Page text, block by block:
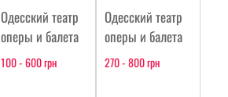
Одесский театр
оперы и балета
100 - 600 грн
Одесский театр
оперы и балета
270 - 800 грн